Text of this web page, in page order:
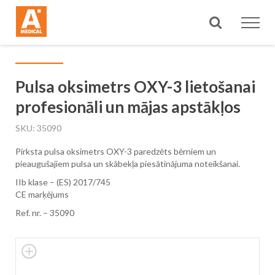
Meklēt
Pulsa oksimetrs OXY-3 lietošanai
profesionāli un mājas apstākļos
SKU 35090
Pirksta pulsa oksimetrs OXY-3 paredzēts bērniem un
pieaugušajiem pulsa un skābekļa piesātinājuma noteikšanai.
IIb klase – (ES) 2017/745
CE marķējums
Ref. nr. – 35090
Skip
to